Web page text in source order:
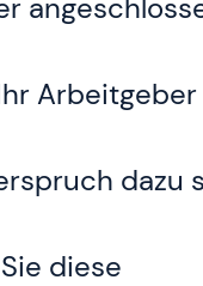
dazu
diese